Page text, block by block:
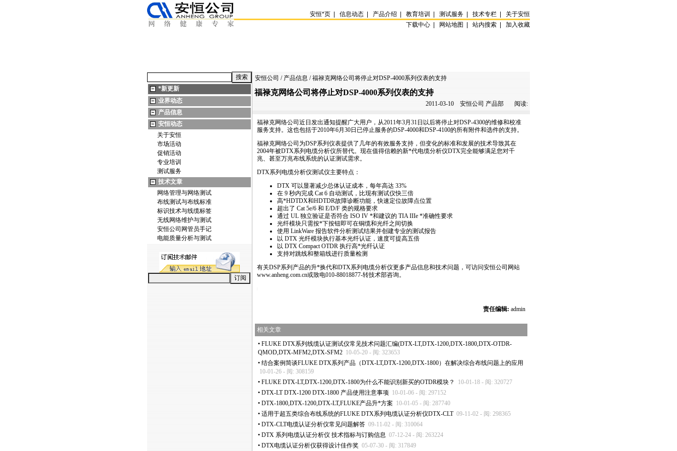
安恒*页 信息动态 产品介绍 教育培训 测试服务 技术专栏
关于安恒
下载中心 |
网站地图 站内搜索 加入收藏
*新更新
业界动态
产品信息
安恒动态
关于安恒
市场活动
促销活动
专业培训
测试服务
技术文章
网络管理与网络测试
布线测试与布线标准
标识技术与线缆标签
无线网络维护与测试
安恒公司网管员手记
电能质量分析与测试
安恒公司 / 产品信息 / 福禄克网络公司将停止对DSP-4000系列仪表的支持
福禄克网络公司将停止对DSP-4000系列仪表的支持
2011-03-10 安恒公司 产品部 阅读:
福禄克网络公司近日发出通知提醒广大用户，从2011年3月31日以后将停止对DSP-4300的维修和校准
服务支持。这也包括于2010年6月30日已停止服务的DSP-4000和DSP-4100的所有附件和选件的支持。
福禄克网络公司为DSP系列仪表提供了几年的有效服务支持，但变化的标准和发展的技术导致其在
2004年被DTX系列电缆分析仪所替代。现在值得信赖的新*代电缆分析仪DTX完全能够满足您对千
兆、甚至万兆布线系统的认证测试需求。
DTX系列电缆分析仪测试仪主要特点：
DTX 可以显著减少总体认证成本，每年高达 33%
在 9 秒内完成 Cat 6 自动测试，比现有测试仪快三倍
高*HDTDX和HDTDR故障诊断功能，快速定位故障点位置
超出了 Cat 5e/6 和 E/D/F 类的规格要求
通过 UL 独立验证是否符合 ISO IV *和建议的 TIA IIIe *准确性要求
光纤模块只需按*下按钮即可在铜缆和光纤之间切换
使用 LinkWare 报告软件分析测试结果并创建专业的测试报告
以 DTX 光纤模块执行基本光纤认证，速度可提高五倍
以 DTX Compact OTDR 执行高*光纤认证
支持对跳线和整箱线进行质量检测
有关DSP系列产品的升*换代和DTX系列电缆分析仪更多产品信息和技术问题，可访问安恒公司网站
www.anheng.com.cn或致电010-88018877-转技术部咨询。
责任编辑: admin
相关文章
• FLUKE DTX系列线缆认证测试仪常见技术问题汇编(DTX-LT,DTX-1200,DTX-1800,DTX-OTDR-
QMOD,DTX-MFM2,DTX-SFM2 10-05-20 - 阅: 323653
• 结合案例简谈FLUKE DTX系列产品（DTX-LT,DTX-1200,DTX-1800）在解决综合布线问题上的应用
10-01-26 - 阅: 308159
• FLUKE DTX-LT,DTX-1200,DTX-1800为什么不能识别新买的OTDR模块？
10-01-18 - 阅: 320727
• DTX-LT DTX-1200 DTX-1800 产品使用注意事项 10-01-06 - 阅: 297152
• DTX-1800,DTX-1200,DTX-LT,FLUKE产品升*方案 10-01-05 - 阅: 287740
• 适用于超五类综合布线系统的FLUKE DTX系列电缆认证分析仪DTX-CLT 09-11-02 - 阅: 298365
• DTX-CLT电缆认证分析仪常见问题解答 09-11-02 - 阅: 310064
• DTX 系列电缆认证分析仪 技术指标与订购信息 07-12-24 - 阅: 263224
• DTX电缆认证分析仪获得设计佳作奖 05-07-30 - 阅: 317849